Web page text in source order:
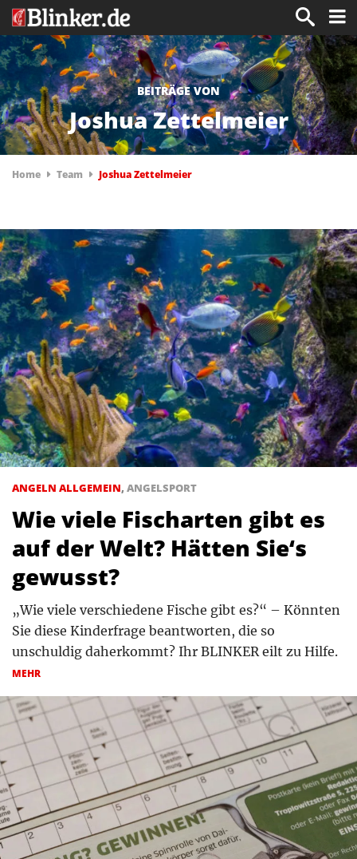
BEITRÄGE VON
Joshua Zettelmeier
Home Team Joshua Zettelmeier
ANGELN ALLGEMEIN, ANGELSPORT
Wie viele Fischarten gibt es
auf der Welt? Hätten Sie‘s
gewusst?
„Wie viele verschiedene Fische gibt es?“ – Könnten
Sie diese Kinderfrage beantworten, die so
unschuldig daherkommt? Ihr BLINKER eilt zu Hilfe.
MEHR